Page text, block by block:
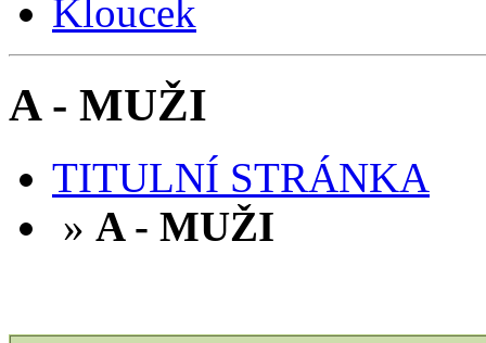
A - MUŽI
TITULNÍ STRÁNKA
» A - MUŽI